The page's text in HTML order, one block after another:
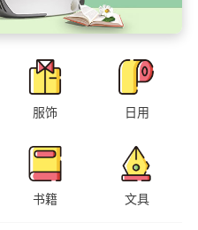
服饰 日用
书籍 文具